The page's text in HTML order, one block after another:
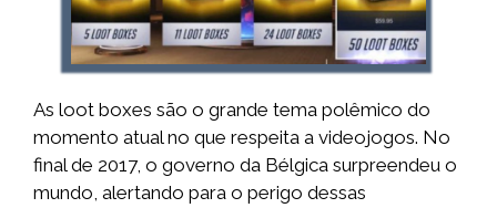
As loot boxes são o grande tema polêmico do
momento atual no que respeita a videojogos. No
final de 2017, o governo da Bélgica surpreendeu o
mundo, alertando para o perigo dessas